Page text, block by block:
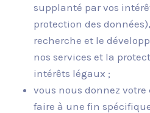
supplanté par vos
protection des
recherche et le
nos services et la
intérêts légaux ;
vous nous donnez
faire à une fin